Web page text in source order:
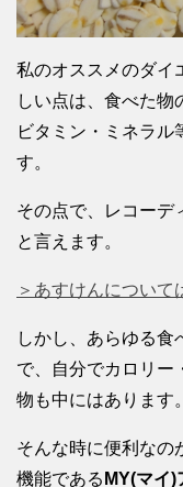
私のオススメのダイ
しい点は、食べた物
ビタミン・ミネラル
す。
その点で、レコーデ
と言えます。
＞あすけんについて
しかし、あらゆる食
で、自分でカロリー
物も中にはあります。
そんな時に便利なの
機能である MY(マイ)